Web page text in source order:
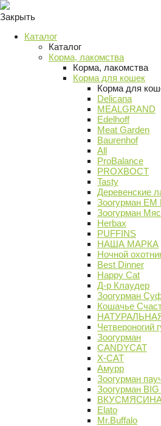
Закрыть
Каталог
Каталог
Корма, лакомства
Корма, лакомства
Корма для кошек
Корма для
Delicana
MEALGRAND
Edelhoff
Meat Garden
Baurenhof
All
ProBalance
PROХВОСТ
Tasty
Деревенские
Зоогурман
Зоогурман
Herbax
PUFFINS
НАША МАРКА
Ночной
Best Dinner
Happy Cat
Д-р Клаудер
Зоогурман
Кошачье
Четвероногий
Зоогурман
CANDYCAT
X-CAT
Амурр
Зоогурман
Зоогурман
Elato
Mr.Buffalo